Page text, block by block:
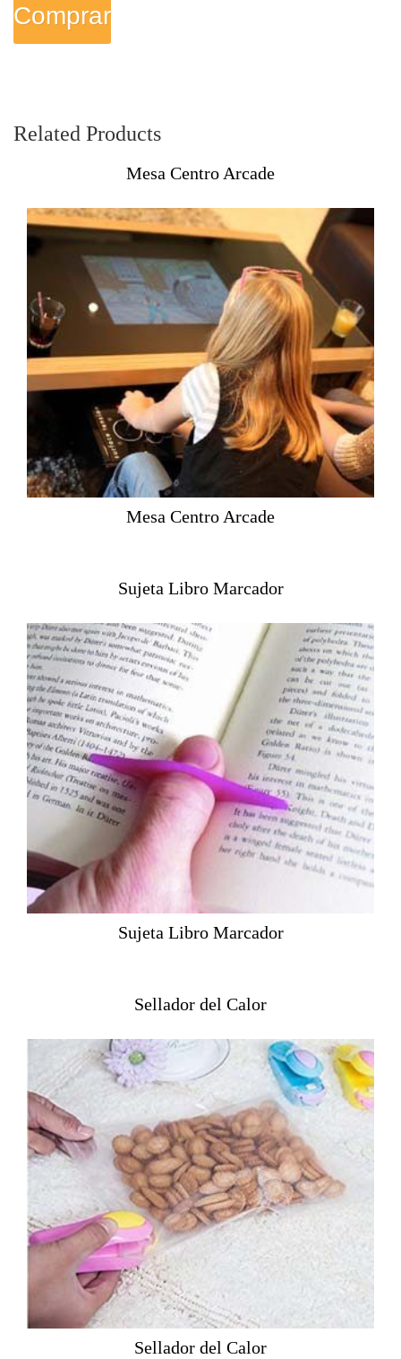
Comprar
Related Products
Mesa Centro Arcade
Mesa Centro Arcade
Sujeta Libro Marcador
Sujeta Libro Marcador
Sellador del Calor
Sellador del Calor